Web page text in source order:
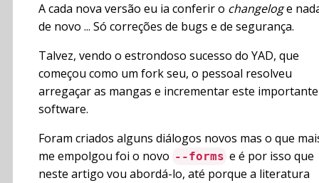
A cada nova versão eu ia conferir o changeloge
de novo ... Só correções de bugs e de segurança.
Talvez, vendo o estrondoso sucesso do YAD, que
começou como um fork seu, o pessoal resolveu
arregaçar as mangas e incrementar este importante
software.
Foram criados alguns diálogos novos mas o que
me empolgou foi o novo --forms e é por isso que
neste artigo vou abordá-lo, até porque a literatura